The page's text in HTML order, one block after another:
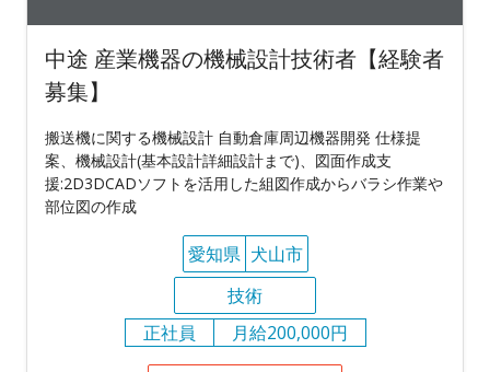
中途 産業機器の機械設計技術者【経験者
募集】
搬送機に関する機械設計 自動倉庫周辺機器開発 仕様提
案、機械設計(基本設計詳細設計まで)、図面作成支
援:2D3DCADソフトを活用した組図作成からバラシ作業や
部位図の作成
愛知県 犬山市
技術
正社員
月給200,000円